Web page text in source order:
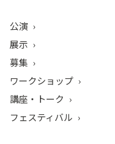
公演
展示
募集
ワークショップ
講座・トーク
フェスティバル